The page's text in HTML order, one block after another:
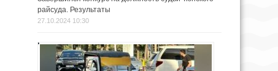
райсуда. Результаты
27.10.2024 10:30